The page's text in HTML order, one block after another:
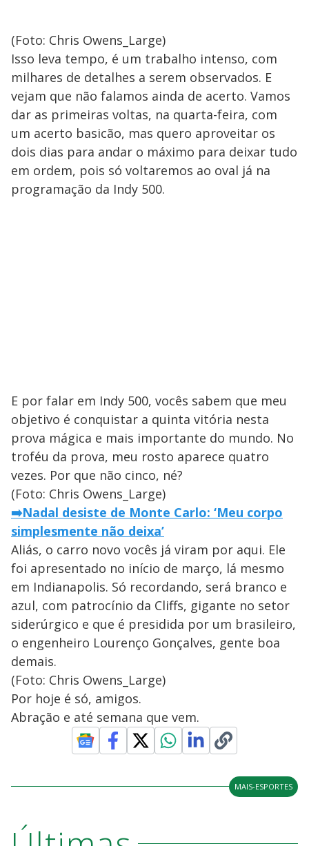
(Foto: Chris Owens_Large)
Isso leva tempo, é um trabalho intenso, com
milhares de detalhes a serem observados. E
vejam que não falamos ainda de acerto. Vamos
dar as primeiras voltas, na quarta-feira, com
um acerto basicão, mas quero aproveitar os
dois dias para andar o máximo para deixar tudo
em ordem, pois só voltaremos ao oval já na
programação da Indy 500.
E por falar em Indy 500, vocês sabem que meu
objetivo é conquistar a quinta vitória nesta
prova mágica e mais importante do mundo. No
troféu da prova, meu rosto aparece quatro
vezes. Por que não cinco, né?
(Foto: Chris Owens_Large)
➡️Nadal desiste de Monte Carlo: ‘Meu corpo
simplesmente não deixa’
Aliás, o carro novo vocês já viram por aqui. Ele
foi apresentado no início de março, lá mesmo
em Indianapolis. Só recordando, será branco e
azul, com patrocínio da Cliffs, gigante no setor
siderúrgico e que é presidida por um brasileiro,
o engenheiro Lourenço Gonçalves, gente boa
demais.
(Foto: Chris Owens_Large)
Por hoje é só, amigos.
Abração e até semana que vem.
MAIS-ESPORTES